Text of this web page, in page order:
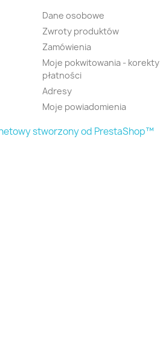
Dane osobowe
Zwroty produktów
Zamówienia
Moje pokwitowania - korekty
płatności
Adresy
Moje powiadomienia
stworzony od PrestaShop™